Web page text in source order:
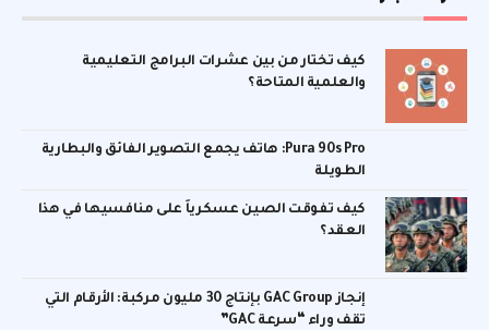
كيف تختار من بين عشرات البرامج التعليمية
والعلمية المتاحة؟
Pura 90s Pro: هاتف يجمع التصوير الفائق والبطارية
الطويلة
كيف تفوقت الصين عسكرياً على منافسيها في هذا
العقد؟
إنجاز GAC Group بإنتاج 30 مليون مركبة: الأرقام التي
تقف وراء “سرعة GAC”